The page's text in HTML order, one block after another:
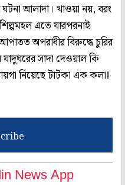
আলাদা। খাওয়া নয়, বরং
শিল্পমহল এতে যারপরনাই
অপরাধীর বিরুদ্ধে চুরির
সাদা দেওয়াল কি
নিয়েছে টাটকা এক কলা!
News App